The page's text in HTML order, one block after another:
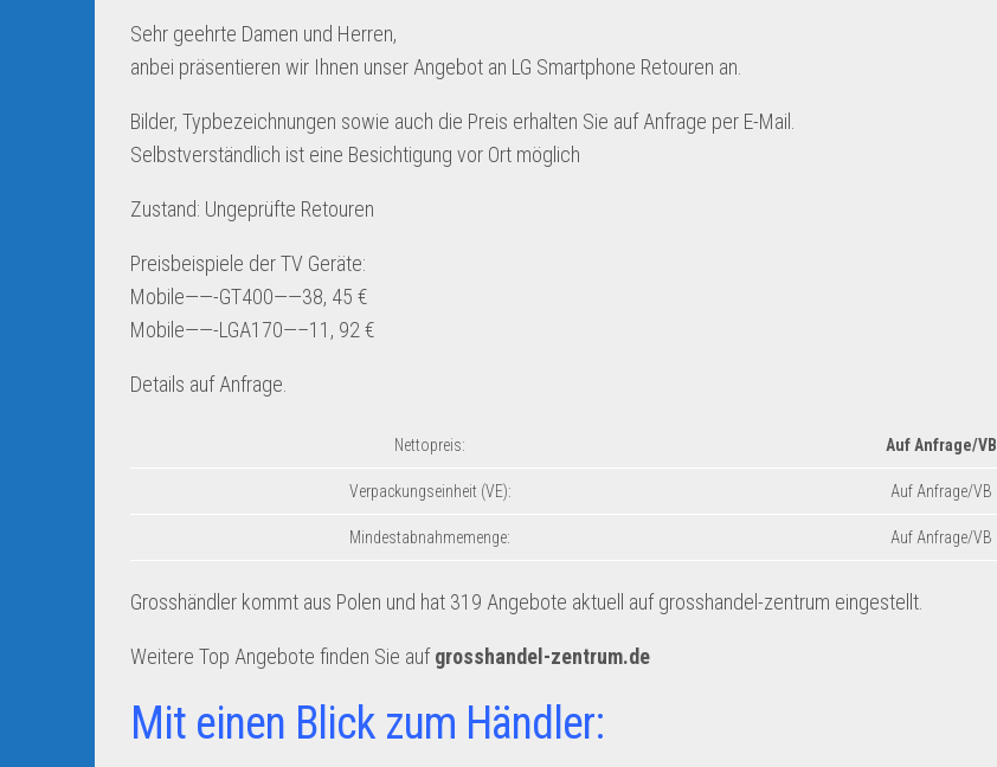
Sehr geehrte Damen und Herren,
anbei präsentieren wir Ihnen unser Angebot an LG Smartphone Retouren an.
Bilder, Typbezeichnungen sowie auch die Preis erhalten Sie auf Anfrage per E-Mail.
Selbstverständlich ist eine Besichtigung vor Ort möglich
Zustand: Ungeprüfte Retouren
Preisbeispiele der TV Geräte:
Mobile——-GT400——38, 45 €
Mobile——-LGA170—–11, 92 €
Details auf Anfrage.
Nettopreis: Auf Anfrage/VB
Verpackungseinheit (VE): Auf Anfrage/VB
Mindestabnahmemenge: Auf Anfrage/VB
Grosshändler kommt aus Polen und hat 319 Angebote aktuell auf grosshandel-zentrum eingestellt.
Weitere Top Angebote finden Sie aufgrosshandel-zentrum.de
Mit einen Blick zum Händler: